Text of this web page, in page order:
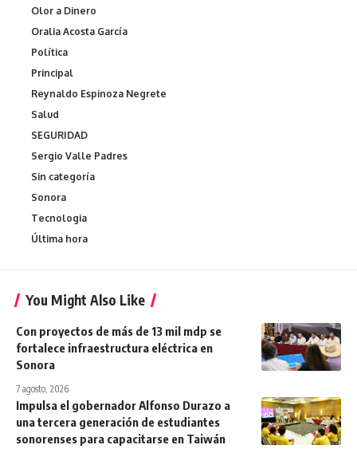
Olor a Dinero
Oralia Acosta García
Política
Principal
Reynaldo Espinoza Negrete
Salud
SEGURIDAD
Sergio Valle Padres
Sin categoría
Sonora
Tecnologia
Última hora
You Might Also Like
Con proyectos de más de 13 mil mdp se
fortalece infraestructura eléctrica en
Sonora
7 agosto, 2026
Impulsa el gobernador Alfonso Durazo a
una tercera generación de estudiantes
sonorenses para capacitarse en Taiwán